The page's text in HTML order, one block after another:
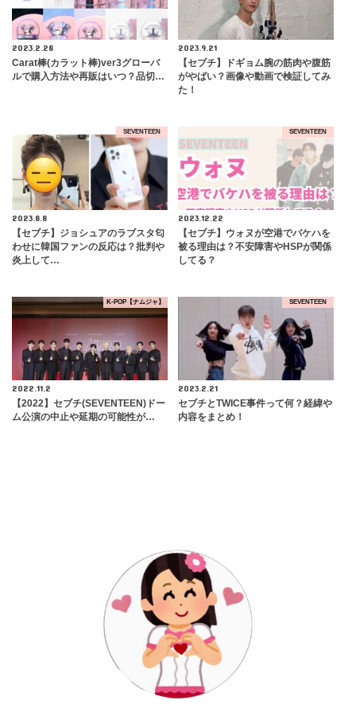
2023.2.28
Carat棒(カラット棒)ver3グローバ
ルで購入方法や再販はいつ？品切…
2023.9.21
【セブチ】ドギョム腕の筋肉や腹筋
がやばい？画像や動画で検証してみ
た！
SEVENTEEN
2023.8.8
【セブチ】ジョシュアのラブスタ匂
わせに韓国ファンの反応は？批判や
炎上して…
SEVENTEEN
2023.12.22
【セブチ】ウォヌが空港でバケハを
被る理由は？不安障害やHSPが関係
してる？
K-POP【ナムジャ】
2022.11.2
【2022】セブチ(SEVENTEEN)ドー
ム公演の中止や延期の可能性が…
SEVENTEEN
2023.2.21
セブチとTWICE事件って何？経緯や
内容をまとめ！